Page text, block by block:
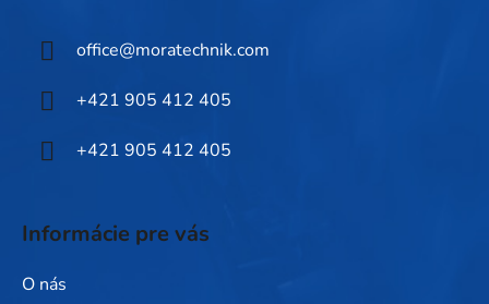
office@moratechnik.com
+421 905 412 405
+421 905 412 405
Informácie pre vás
O nás